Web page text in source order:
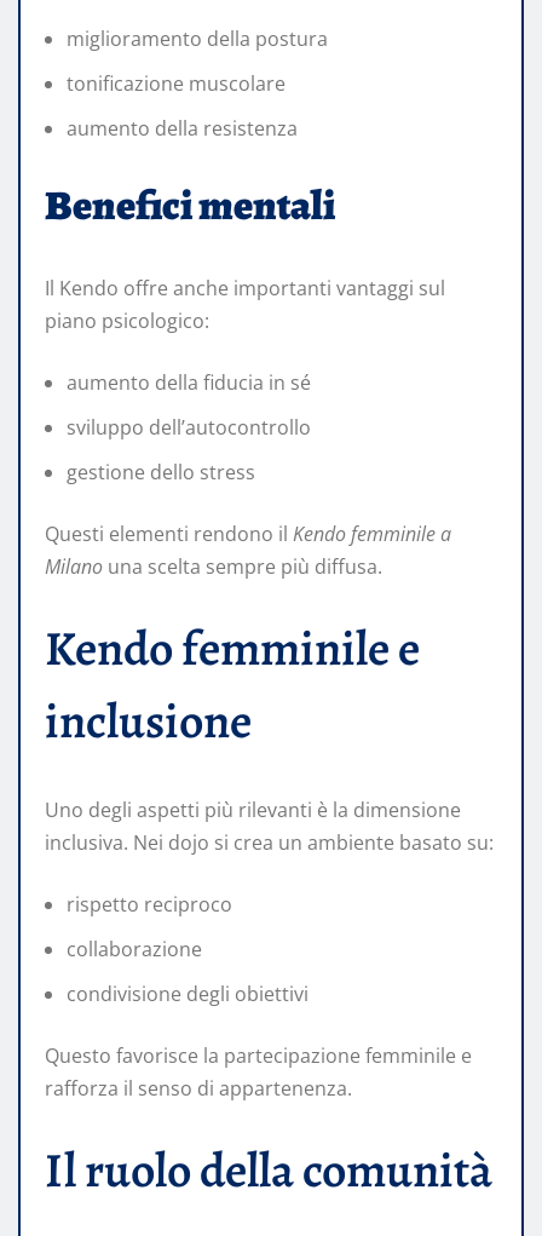
miglioramento della postura
tonificazione muscolare
aumento della resistenza
Benefici mentali
Il Kendo offre anche importanti vantaggi sul
piano psicologico:
aumento della fiducia in sé
sviluppo dell’autocontrollo
gestione dello stress
Questi elementi rendono il Kendo femminile a
Milano una scelta sempre più diffusa.
Kendo femminile e
inclusione
Uno degli aspetti più rilevanti è la dimensione
inclusiva. Nei dojo si crea un ambiente basato su:
rispetto reciproco
collaborazione
condivisione degli obiettivi
Questo favorisce la partecipazione femminile e
rafforza il senso di appartenenza.
Il ruolo della comunità